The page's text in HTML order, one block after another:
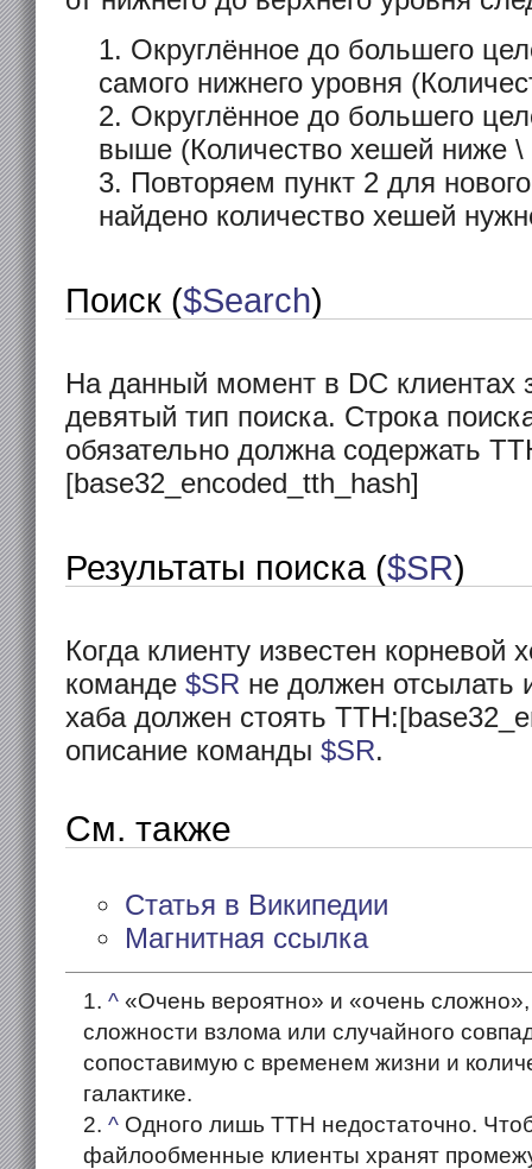
Округлённое до большего
самого нижнего уровня
Округлённое до большего
выше (Количество хешей ниже \
Повторяем пункт 2 для
найдено количество хешей
Поиск ($Search)
На данный момент в DC клиентах
девятый тип поиска. Строка
обязательно должна содержать
[base32_encoded_tth_hash]
Результаты поиска ($SR)
Когда клиенту известен
команде $SR не должен отсылать
хаба должен стоять
описание команды $SR.
См. также
Статья в Википедии
Магнитная ссылка
^ «Очень вероятно» и «очень
сложности взлома или случайного
сопоставимую с временем жизни и
галактике.
^ Одного лишь ТТH недостаточно.
файлообменные клиенты хранят